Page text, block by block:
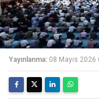
Yayınlanma: 08 Mayıs 2026